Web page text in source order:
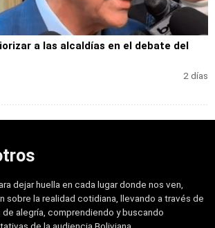
a las alcaldías en el debate del
2 días
dejar huella en cada lugar donde nos ven,
sobre la realidad cotidiana, llevando a través de
alegría, comprendiendo y buscando